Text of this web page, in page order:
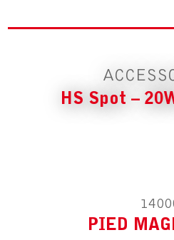
HS Spot –
PIED
SOCLE DE TABLE